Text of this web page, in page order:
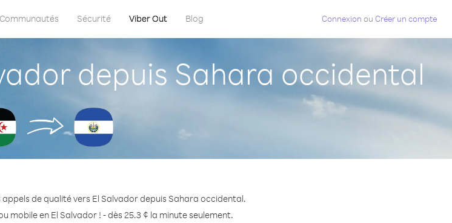
Communautés Sécurité Viber Out Blog Connexion ou Créer un compte
depuis Sahara occidental
de qualité vers El Salvador depuis Sahara occidental.
mobile en El Salvador ! - dès 25.3 ¢ la minute seulement.